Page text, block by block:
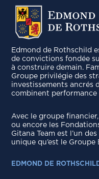
Edmond de Rothschild
de convictions fondée
à construire demain.
Groupe privilégie des
investissements ancrés
combinent
Avec le groupe
ou encore les
Gitana Team est l’un
unique qu’est le
EDMOND DE